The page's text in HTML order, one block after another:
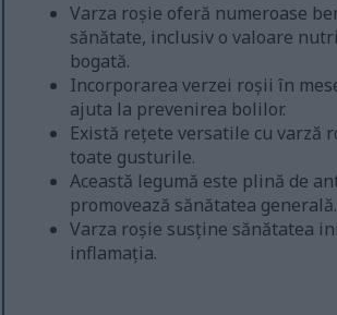
Varza roșie oferă numeroase
sănătate, inclusiv o valoare
bogată.
Incorporarea verzei roșii în
ajuta la prevenirea bolilor.
Există rețete versatile cu varză
toate gusturile.
Această legumă este plină de
promovează sănătatea generală.
Varza roșie susține sănătatea
inflamația.